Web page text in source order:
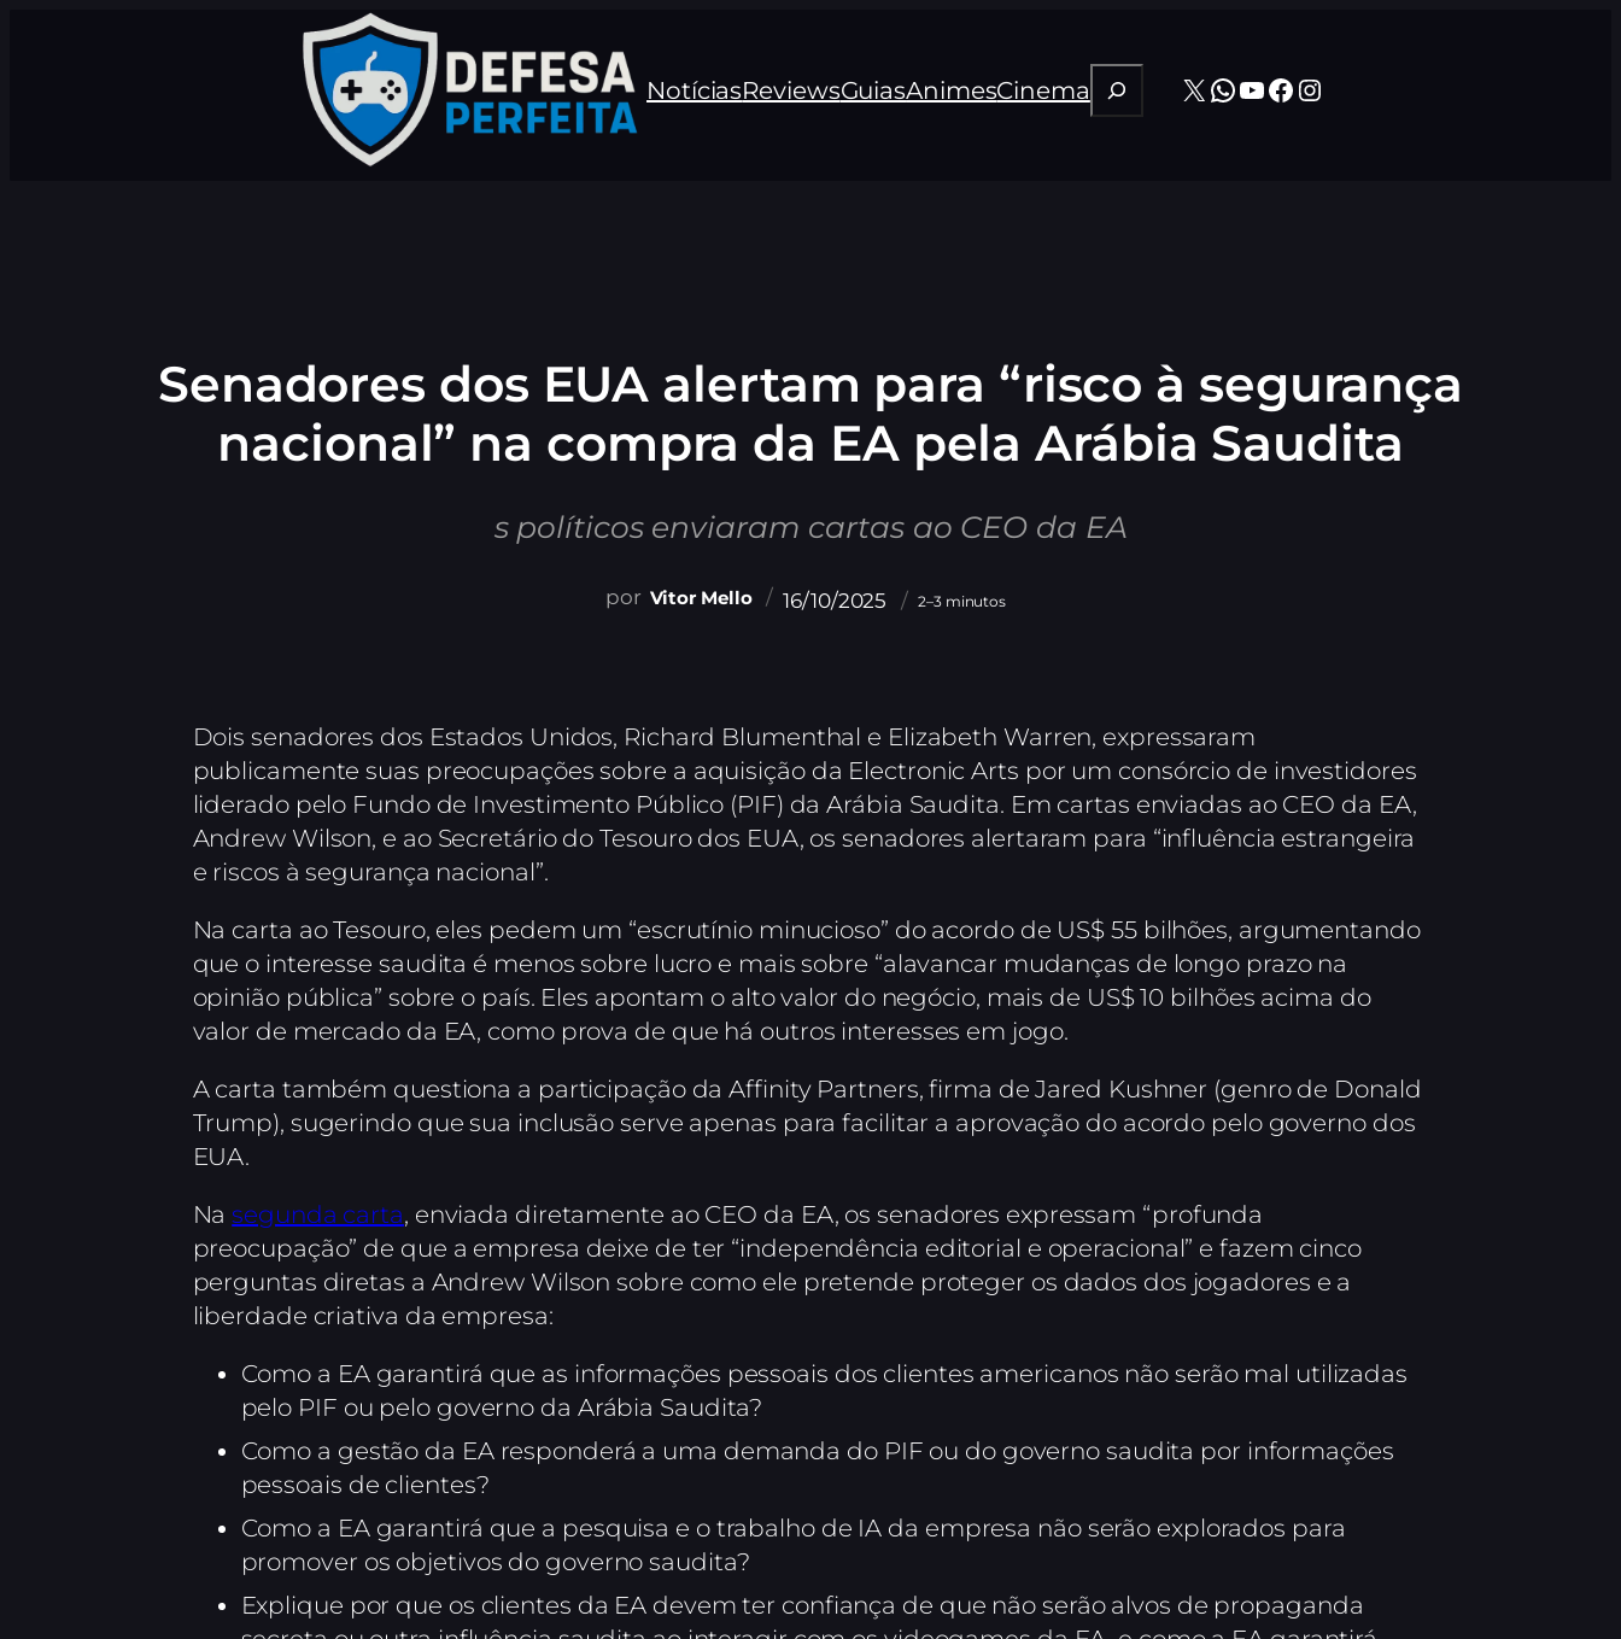
NotíciasReviewsGuiasAnimesCinema Pesquisar
X WhatsApp
Youtube
Facebook
Instagram
Senadores dos EUA alertam para “risco à segurança
nacional” na compra da EA pela Arábia Saudita
s políticos enviaram cartas ao CEO da EA
Vitor Mello 16/10/2025 2–3 minutos
Dois senadores dos Estados Unidos, Richard Blumenthal e Elizabeth Warren, expressaram
publicamente suas preocupações sobre a aquisição da Electronic Arts por um consórcio de investidores
liderado pelo Fundo de Investimento Público (PIF) da Arábia Saudita. Em cartas enviadas ao CEO da EA,
Andrew Wilson, e ao Secretário do Tesouro dos EUA, os senadores alertaram para “influência estrangeira
e riscos à segurança nacional”.
Na carta ao Tesouro, eles pedem um “escrutínio minucioso” do acordo de US$ 55 bilhões, argumentando
que o interesse saudita é menos sobre lucro e mais sobre “alavancar mudanças de longo prazo na
opinião pública” sobre o país. Eles apontam o alto valor do negócio, mais de US$ 10 bilhões acima do
valor de mercado da EA, como prova de que há outros interesses em jogo.
A carta também questiona a participação da Affinity Partners, firma de Jared Kushner (genro de Donald
Trump), sugerindo que sua inclusão serve apenas para facilitar a aprovação do acordo pelo governo dos
EUA.
Nasegunda carta, enviada diretamente ao CEO da EA, os senadores expressam “profunda
preocupação” de que a empresa deixe de ter “independência editorial e operacional” e fazem cinco
perguntas diretas a Andrew Wilson sobre como ele pretende proteger os dados dos jogadores e a
liberdade criativa da empresa:
Como a EA garantirá que as informações pessoais dos clientes americanos não serão mal utilizadas
pelo PIF ou pelo governo da Arábia Saudita?
Como a gestão da EA responderá a uma demanda do PIF ou do governo saudita por informações
pessoais de clientes?
Como a EA garantirá que a pesquisa e o trabalho de IA da empresa não serão explorados para
promover os objetivos do governo saudita?
Explique por que os clientes da EA devem ter confiança de que não serão alvos de propaganda